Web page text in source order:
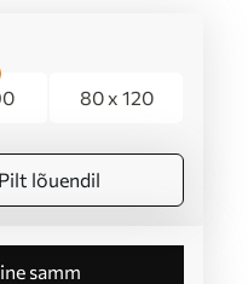
80 x 120
Pilt lõuendil
samm